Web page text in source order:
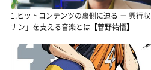
1.ヒットコンテンツの裏側に迫る － 興行
ナン」を支える音楽とは【菅野祐悟】